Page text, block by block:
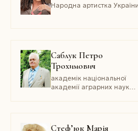
Народна артистка України
Саблук Петро
Трохимович
академік національної
академії аграрних наук
Стеф’юк Марія